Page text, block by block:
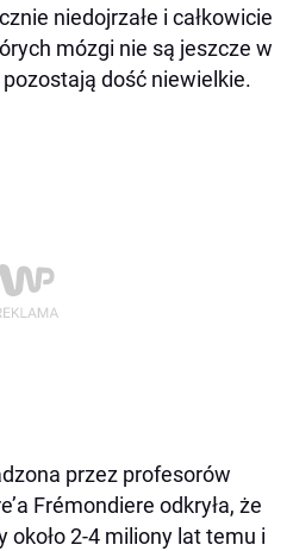
niedojrzałe i całkowicie
mózgi nie są jeszcze w
dość niewielkie.
przez profesorów
Frémondiere odkryła, że
około 2-4 miliony lat temu i